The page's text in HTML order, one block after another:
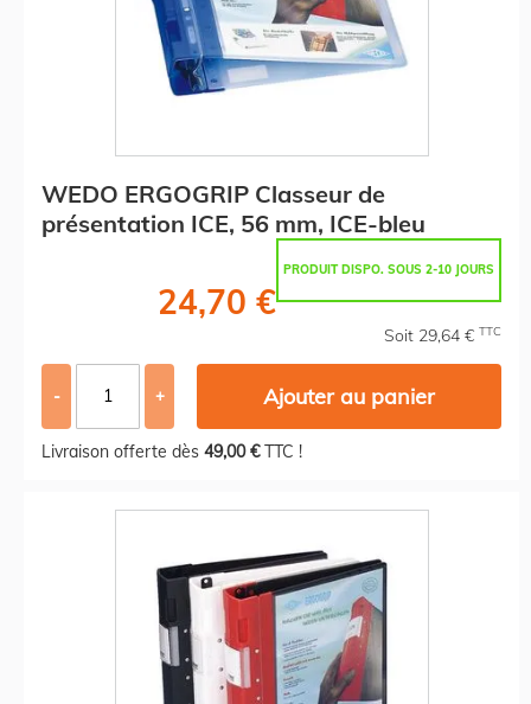
WEDO ERGOGRIP Classeur de
présentation ICE, 56 mm, ICE-bleu
PRODUIT DISPO. SOUS 2-10 JOURS
24,70 €
Soit 29,64 € TTC
- + Ajouter au panier
Livraison offerte dès 49,00 €TTC !